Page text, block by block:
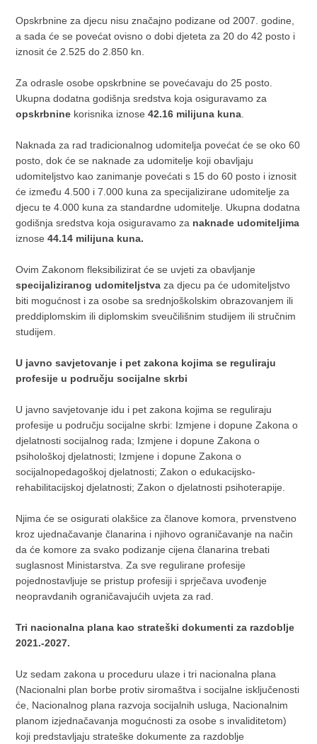
Opskrbnine za djecu nisu značajno podizane od 2007. godine,
a sada će se povećat ovisno o dobi djeteta za 20 do 42 posto i
iznosit će 2.525 do 2.850 kn.
Za odrasle osobe opskrbnine se povećavaju do 25 posto.
Ukupna dodatna godišnja sredstva koja osiguravamo za
opskrbnine korisnika iznose42.16 milijuna kuna
Naknada za rad tradicionalnog udomitelja povećat će se oko 60
posto, dok će se naknade za udomitelje koji obavljaju
udomiteljstvo kao zanimanje povećati s 15 do 60 posto i iznosit
će između 4.500 i 7.000 kuna za specijalizirane udomitelje za
djecu te 4.000 kuna za standardne udomitelje. Ukupna dodatna
godišnja sredstva koja osiguravamo za naknade udomiteljima
iznose44.14 milijuna kuna.
Ovim Zakonom fleksibilizirat će se uvjeti za obavljanje
specijaliziranog udomiteljstva za djecu pa će udomiteljstvo
biti mogućnost i za osobe sa srednjoškolskim obrazovanjem ili
preddiplomskim ili diplomskim sveučilišnim studijem ili stručnim
studijem.
U javno savjetovanje i pet zakona kojima se reguliraju
profesije u području socijalne skrbi
U javno savjetovanje idu i pet zakona kojima se reguliraju
profesije u području socijalne skrbi: Izmjene i dopune Zakona o
djelatnosti socijalnog rada; Izmjene i dopune Zakona o
psihološkoj djelatnosti; Izmjene i dopune Zakona o
socijalnopedagoškoj djelatnosti; Zakon o edukacijsko-
rehabilitacijskoj djelatnosti; Zakon o djelatnosti psihoterapije.
Njima će se osigurati olakšice za članove komora, prvenstveno
kroz ujednačavanje članarina i njihovo ograničavanje na način
da će komore za svako podizanje cijena članarina trebati
suglasnost Ministarstva. Za sve regulirane profesije
pojednostavljuje se pristup profesiji i sprječava uvođenje
neopravdanih ograničavajućih uvjeta za rad.
Tri nacionalna plana kao strateški dokumenti za razdoblje
2021.-2027.
Uz sedam zakona u proceduru ulaze i tri nacionalna plana
(Nacionalni plan borbe protiv siromaštva i socijalne isključenosti
će, Nacionalnog plana razvoja socijalnih usluga, Nacionalnim
planom izjednačavanja mogućnosti za osobe s invaliditetom)
koji predstavljaju strateške dokumente za razdoblje